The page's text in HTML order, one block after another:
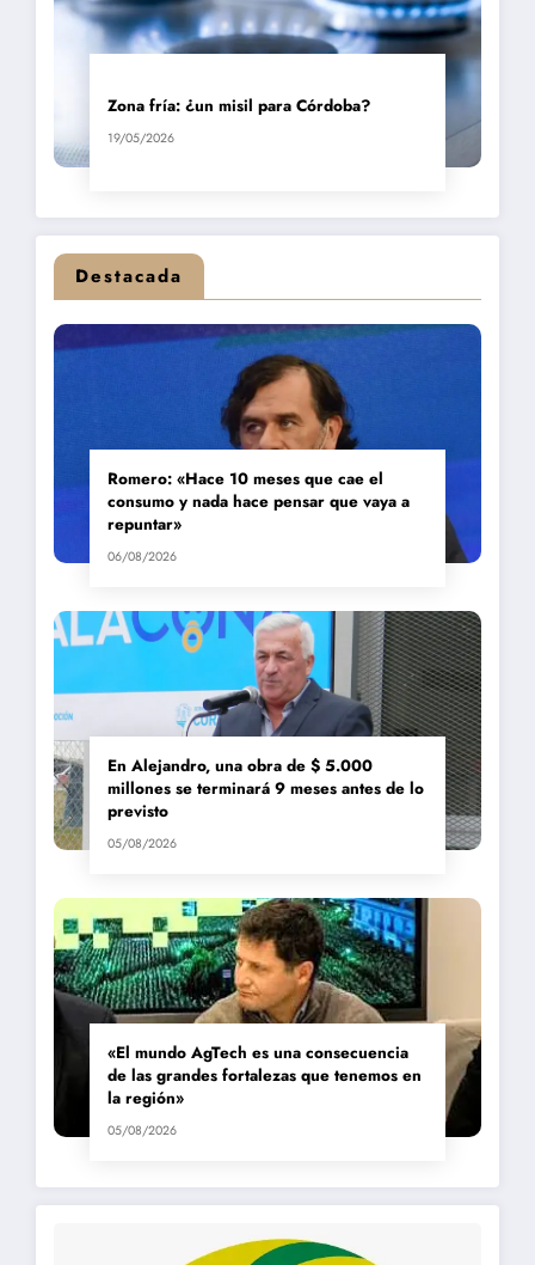
Zona fría: ¿un misil para Córdoba?
19/05/2026
Destacada
Romero: «Hace 10 meses que cae el
consumo y nada hace pensar que vaya a
repuntar»
06/08/2026
En Alejandro, una obra de $ 5.000
millones se terminará 9 meses antes de lo
previsto
05/08/2026
«El mundo AgTech es una consecuencia
de las grandes fortalezas que tenemos en
la región»
05/08/2026